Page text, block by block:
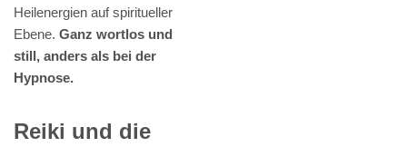
Heilenergien auf spiritueller
Ebene. Ganz wortlos und
still, anders als bei der
Hypnose.
Reiki und die